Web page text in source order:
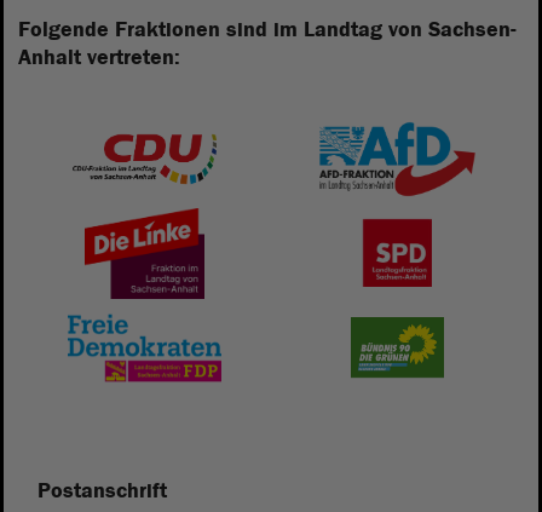
Folgende Fraktionen sind im Landtag von Sachsen-
Anhalt vertreten:
Postanschrift